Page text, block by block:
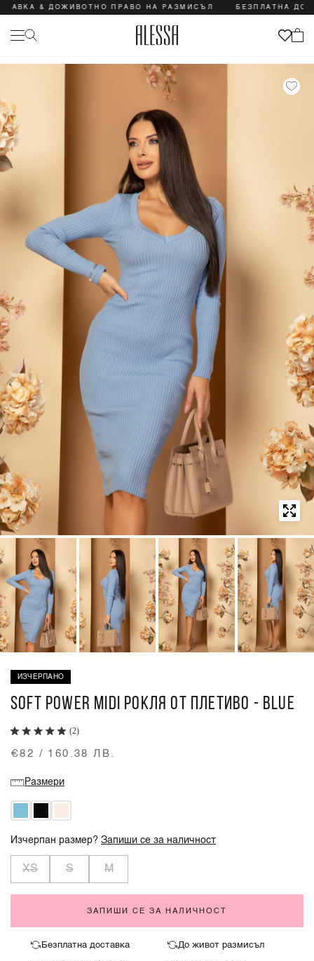
& ДОЖИВОТНО ПРАВО НА РАЗМИСЪЛ БЕЗПЛАТНА
ИЗЧЕРПАНО
SOFT POWER MIDI РОКЛЯ ОТ ПЛЕТИВО - BLUE
(2)
€82 / 160.38 ЛВ.
Размери
Изчерпан размер?Запиши се за наличност
XS S M
ЗАПИШИ СЕ ЗА НАЛИЧНОСТ
Безплатна доставка До живот размисъл